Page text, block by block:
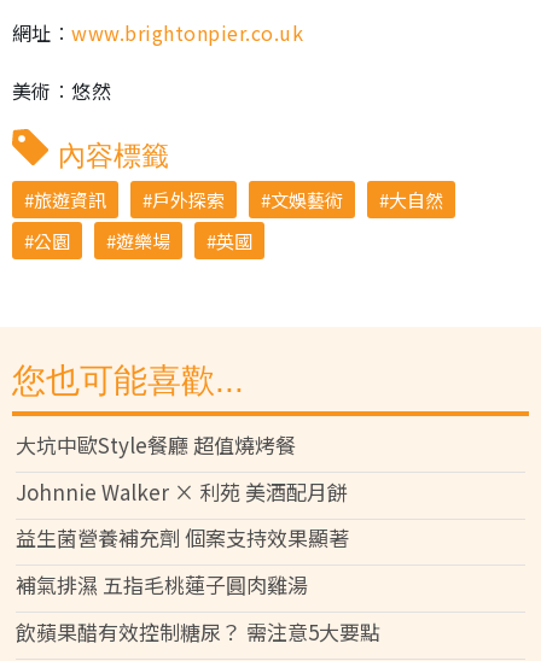
網址︰www.brightonpier.co.uk
美術︰悠然
內容標籤
旅遊資訊 戶外探索 文娛藝術
大自然
公園
遊樂場 英國
您也可能喜歡...
大坑中歐Style餐廳 超值燒烤餐
Johnnie Walker × 利苑 美酒配月餅
益生菌營養補充劑 個案支持效果顯著
補氣排濕 五指毛桃蓮子圓肉雞湯
飲蘋果醋有效控制糖尿？ 需注意5大要點